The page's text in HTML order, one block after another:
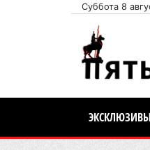
Суббота 8
ЭКСКЛЮЗИВЫ